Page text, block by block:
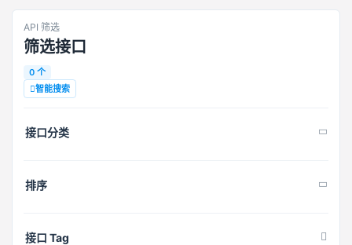
API 筛选
筛选接口
0 个
智能搜索
接口分类
排序
接口 Tag